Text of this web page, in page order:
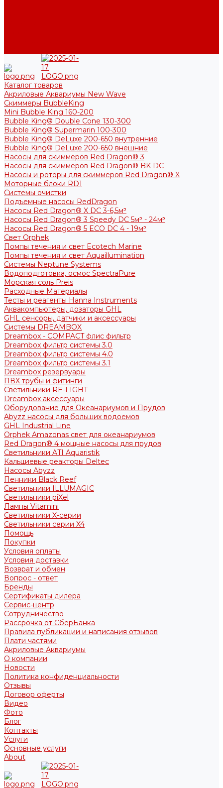
Каталог товаров
Акриловые Аквариумы New Wave
Скиммеры BubbleKing
Mini Bubble King 160-200
Bubble King® Double Cone 130-300
Bubble King® Supermarin 100-300
Bubble King® DeLuxe 200-650 внутренние
Bubble King® DeLuxe 200-650 внешние
Насосы для скиммеров Red Dragon® 3
Насосы для скиммеров Red Dragon® BK DC
Насосы и роторы для скиммеров Red Dragon® X
Моторные блоки RD1
Системы очистки
Подъемные насосы RedDragon
Насосы Red Dragon® X DC 3-6,5м³
Насосы Red Dragon® 3 Speedy DC 5м³ - 24м³
Насосы Red Dragon® 5 ECO DC 4 - 19м³
Свет Orphek
Помпы течения и свет Ecotech Marine
Помпы течения и свет Aquaillumination
Системы Neptune Systems
Водоподготовка, осмос SpectraPure
Морская соль Preis
Расходные Материалы
Тесты и реагенты Hanna Instruments
Аквакомпьютеры, дозаторы GHL
GHL сенсоры, датчики и аксессуары
Системы DREAMBOX
Dreambox - COMPACT флис фильтр
Dreambox фильтр системы 3.0
Dreambox фильтр системы 4.0
Dreambox фильтр системы 3.1
Dreambox резервуары
ПВХ трубы и фитинги
Светильники RE-LIGHT
Dreambox аксессуары
Оборудование для Океанариумов и Прудов
Abyzz насосы для больших водоемов
GHL Industrial Line
Orphek Amazonas свет для океанариумов
Red Dragon® 4 мощные насосы для прудов
Светильники ATI Aquaristik
Кальциевые реакторы Deltec
Насосы Abyzz
Пенники Black Reef
Светильники ILLUMAGIC
Светильники piXel
Лампы Vitamini
Светильники X-серии
Светильники серии X4
Помощь
Покупки
Условия оплаты
Условия доставки
Возврат и обмен
Вопрос - ответ
Бренды
Сертификаты дилера
Сервис-центр
Сотрудничество
Рассрочка от СберБанка
Правила публикации и написания отзывов
Плати частями
Акриловые Аквариумы
О компании
Новости
Политика конфиденциальности
Отзывы
Договор оферты
Видео
Фото
Блог
Контакты
Услуги
Основные услуги
About